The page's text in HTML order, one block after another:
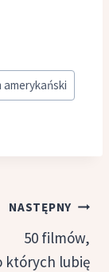
amerykański
NASTĘPNY
50 filmów,
których lubię